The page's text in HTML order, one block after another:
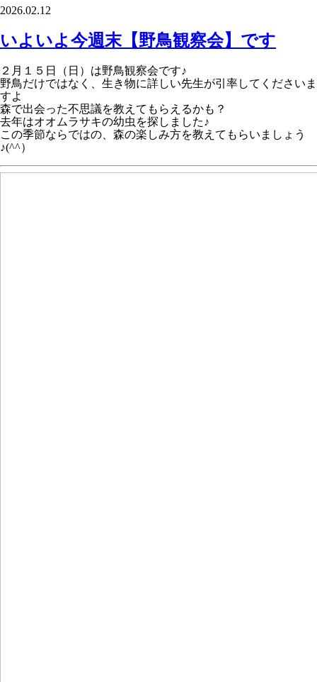
2026.02.12
いよいよ今週末【野鳥観察会】です
２月１５日（日）は野鳥観察会です♪
野鳥だけではなく、生き物に詳しい先生が引率してくださいま
すよ
森で出会った不思議を教えてもらえるかも？
去年はオオムラサキの幼虫を探しました♪
この季節ならではの、森の楽しみ方を教えてもらいましょう
♪(^^）